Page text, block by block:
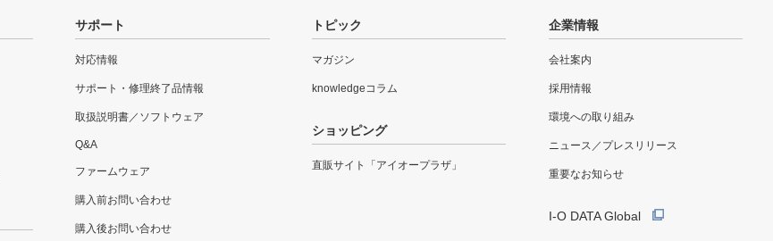
サポート
対応情報
サポート・修理終了品情報
取扱説明書／ソフトウェア
Q&A
ファームウェア
購入前お問い合わせ
購入後お問い合わせ
トピック
マガジン
knowledgeコラム
ショッピング
直販サイト「アイオープラザ」
企業情報
会社案内
採用情報
環境への取り組み
ニュース／プレスリリース
重要なお知らせ
I-O DATA Global